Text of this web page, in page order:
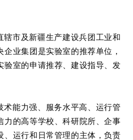
辖市及新疆生产建设兵团工业和
业集团是实验室的推荐单位，
验室的申请推荐、建设指导、发
术能力强、服务水平高、运行管
力的高等学校、科研院所、企事
、运行和日常管理的主体，负责